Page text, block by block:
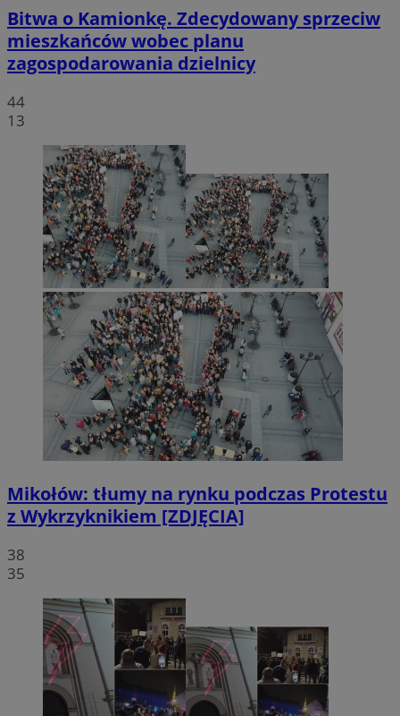
Bitwa o Kamionkę. Zdecydowany sprzeciw
mieszkańców wobec planu
zagospodarowania dzielnicy
44
13
Mikołów: tłumy na rynku podczas Protestu
z Wykrzyknikiem [ZDJĘCIA]
38
35